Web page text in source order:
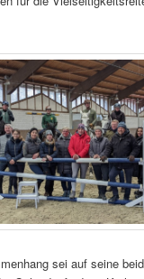
sei auf seine